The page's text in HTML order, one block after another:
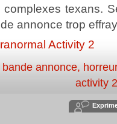
texans.
annonce trop
Activity 2
bande annonce, horreur
activity 2